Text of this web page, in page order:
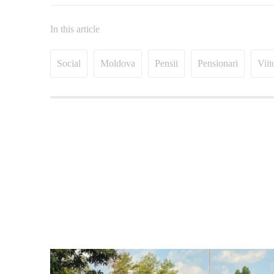
In this article
Social Moldova Pensii Pensionari